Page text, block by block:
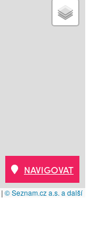
| © Seznam.cz a.s. a další
NAVIGOVAT